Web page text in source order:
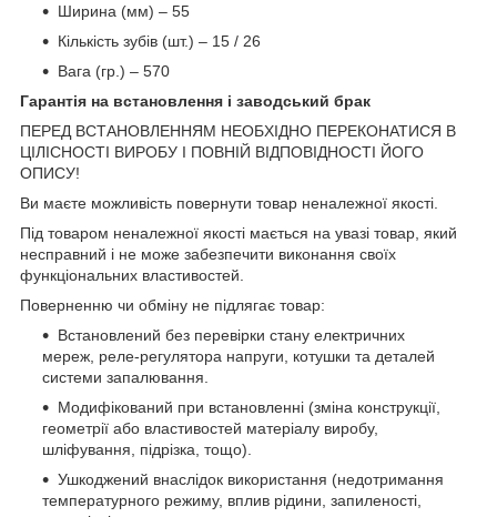
Ширина (мм) – 55
Кількість зубів (шт.) – 15 / 26
Вага (гр.) – 570
Гарантія на встановлення і заводський брак
ПЕРЕД ВСТАНОВЛЕННЯМ НЕОБХІДНО ПЕРЕКОНАТИСЯ В
ЦІЛІСНОСТІ ВИРОБУ І ПОВНІЙ ВІДПОВІДНОСТІ ЙОГО
ОПИСУ!
Ви маєте можливість повернути товар неналежної якості.
Під товаром неналежної якості мається на увазі товар, який
несправний і не може забезпечити виконання своїх
функціональних властивостей.
Поверненню чи обміну не підлягає товар:
Встановлений без перевірки стану електричних
мереж, реле-регулято­ра напруги, котушки та деталей
системи запалювання.
Модифікований при встановленні (зміна конструкції,
геометрії або властивостей матеріалу виробу,
шліфування, підрізка, тощо).
Ушкоджений внаслідок використання (недотримання
температурного режиму, вплив рідини, запиленості,